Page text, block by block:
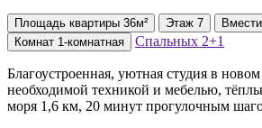
Площадь квартиры 36м² Этаж 7
Комнат 1-комнатная Спальных 2+1
Благоустроенная, уютная студия в
необходимой техникой и мебелью,
моря 1,6 км, 20 минут прогулочным